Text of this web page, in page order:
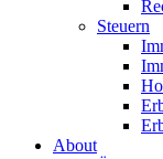
Steuern
About